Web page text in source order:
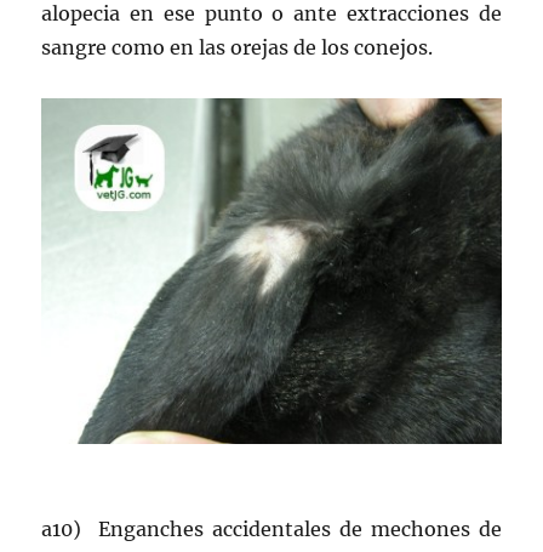
alopecia en ese punto o ante extracciones de
sangre como en las orejas de los conejos.
a10) Enganches accidentales de mechones de